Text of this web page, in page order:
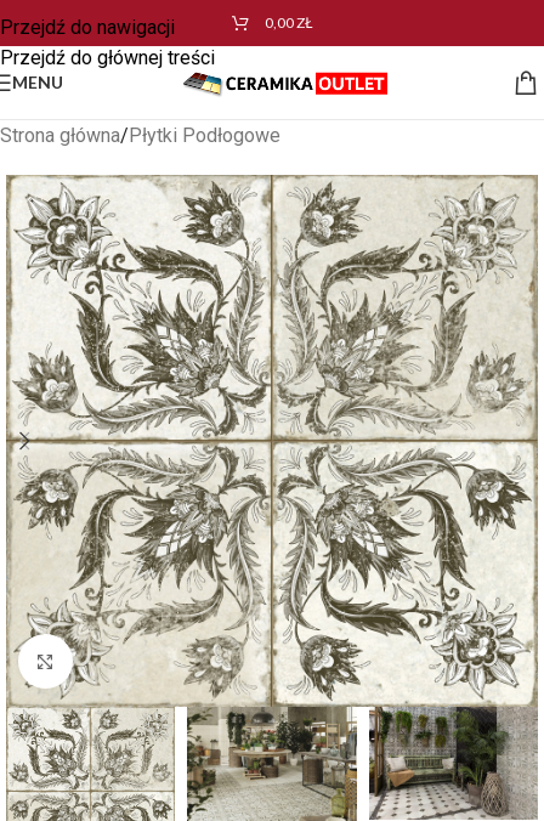
Przejdź do nawigacji
Przejdź do głównej treści
0,00ZŁ
MENU
Strona główna/Płytki Podłogowe
Kliknij aby powiększyć